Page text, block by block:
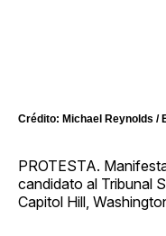
Crédito: Michael Reynolds /
PROTESTA.
candidato al Tribunal
Capitol Hill,